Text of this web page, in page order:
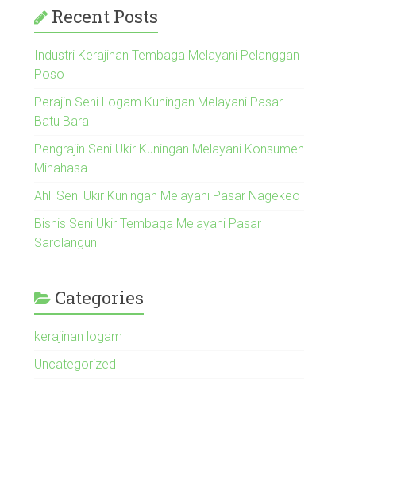
Recent Posts
Industri Kerajinan Tembaga Melayani Pelanggan
Poso
Perajin Seni Logam Kuningan Melayani Pasar
Batu Bara
Pengrajin Seni Ukir Kuningan Melayani Konsumen
Minahasa
Ahli Seni Ukir Kuningan Melayani Pasar Nagekeo
Bisnis Seni Ukir Tembaga Melayani Pasar
Sarolangun
Categories
kerajinan logam
Uncategorized